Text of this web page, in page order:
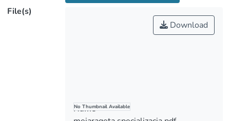
периодами военного времени, в
целом, даже в самых сложных
политических условиях, Тифлис
экономики региона.
Транзитные пути, проходящие через
File(s)
No Thumbnail Available
Download
Name